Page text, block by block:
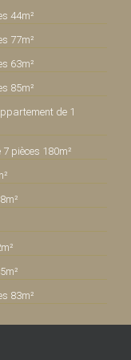
44m²
77m²
63m²
85m²
de 1
pièces 180m²
83m²